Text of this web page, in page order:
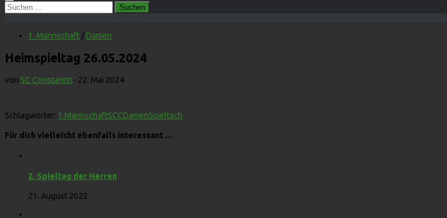
Suchen
nach:
1. Mannschaft / Damen
Heimspieltag 26.05.2024
von SC Constantin · 22. Mai 2024
Schlagwörter: 1.MannschaftSCCDamenSpieltach
Für dich vielleicht ebenfalls interessant …
2. Spieltag der Herren
21. August 2022